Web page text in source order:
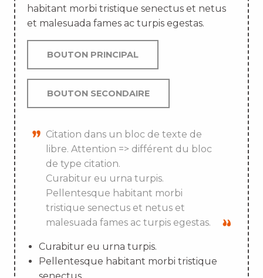
habitant morbi tristique senectus et netus
et malesuada fames ac turpis egestas.
BOUTON PRINCIPAL
BOUTON SECONDAIRE
Citation dans un bloc de texte de
libre. Attention => différent du bloc
de type citation.
Curabitur eu urna turpis.
Pellentesque habitant morbi
tristique senectus et netus et
malesuada fames ac turpis egestas.
Curabitur eu urna turpis.
Pellentesque habitant morbi tristique